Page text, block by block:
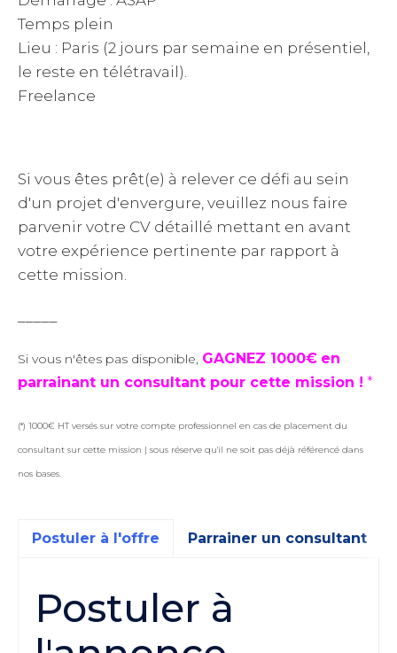
Temps plein
Lieu : Paris (2 jours par semaine en présentiel,
le reste en télétravail).
Freelance
Si vous êtes prêt(e) à relever ce défi au sein
d'un projet d'envergure, veuillez nous faire
parvenir votre CV détaillé mettant en avant
votre expérience pertinente par rapport à
cette mission.
Si vous n'êtes pas disponible, GAGNEZ 1000€ en
parrainant un consultant pour cette mission ! *
(*) 1000€ HT versés sur votre compte professionnel en cas de placement du
consultant sur cette mission | sous réserve qu'il ne soit pas déjà référencé dans
nos bases.
Postuler à l'offre Parrainer un consultant
Postuler à